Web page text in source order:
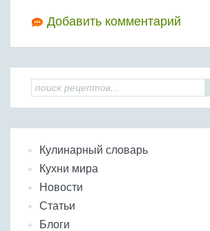
Добавить комментарий
Кулинарный словарь
Кухни мира
Новости
Статьи
Блоги